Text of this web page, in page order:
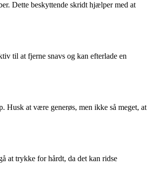
Dette beskyttende skridt hjælper med at
til at fjerne snavs og kan efterlade en
Husk at være generøs, men ikke så meget, at
at trykke for hårdt, da det kan ridse